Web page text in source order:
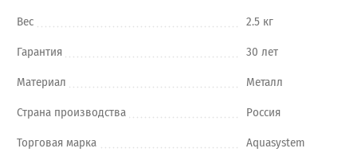
Вес 2.5 кг
Гарантия 30 лет
Материал Металл
Страна производства Россия
Торговая марка Aquasystem